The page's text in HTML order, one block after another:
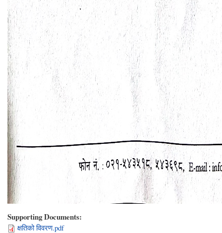
Supporting Documents:
क्षतिको विवरण.pdf